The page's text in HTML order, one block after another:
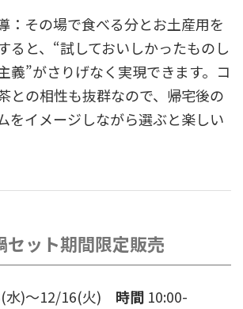
：その場で食べる分とお土産用を
ると、“試しておいしかったものし
義”がさりげなく実現できます。コ
との相性も抜群なので、帰宅後の
をイメージしながら選ぶと楽しい
セット期間限定販売
水)〜12/16(火) 時間 10:00-